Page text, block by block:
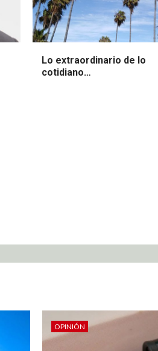
Lo extraordinario de lo
cotidiano…
OPINIÓN